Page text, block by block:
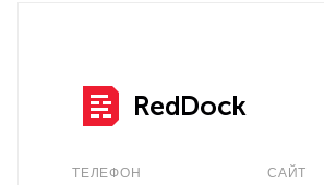
ТЕЛЕФОН САЙТ